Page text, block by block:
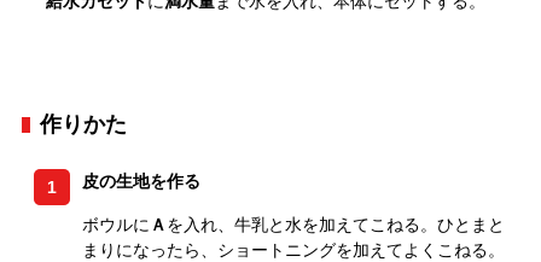
作りかた
1 皮の生地を作る
ボウルに Ａを入れ、牛乳と水を加えてこねる。ひとまと
まりになったら、ショートニングを加えてよくこねる。